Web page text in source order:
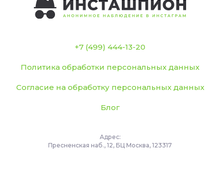
+7 (499) 444-13-20
Политика обработки персональных данных
Согласие на обработку персональных данных
Блог
Адрес:
Пресненская наб., 12, БЦ Москва, 123317